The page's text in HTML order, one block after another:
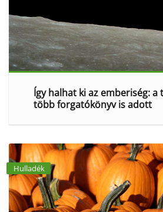
Így halhat ki az emberiség:
több forgatókönyv is adott
Hulladék